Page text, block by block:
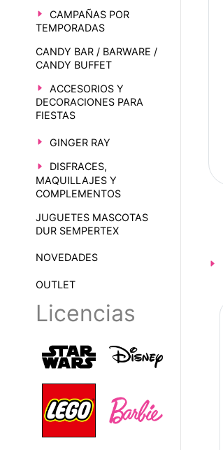
CAMPAÑAS POR
TEMPORADAS
CANDY BAR / BARWARE /
CANDY BUFFET
ACCESORIOS Y
DECORACIONES PARA
FIESTAS
GINGER RAY
DISFRACES,
MAQUILLAJES Y
COMPLEMENTOS
JUGUETES MASCOTAS
DUR SEMPERTEX
NOVEDADES
OUTLET
Licencias